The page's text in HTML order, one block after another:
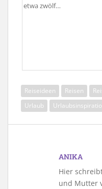
etwa zwölf…
Reiseideen Reisen
Urlaub
ANIKA
Hier
und Mutter